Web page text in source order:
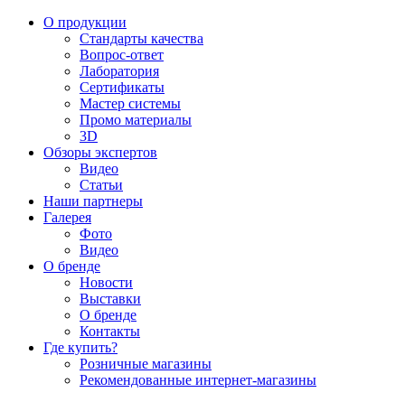
О продукции
Стандарты качества
Вопрос-ответ
Лаборатория
Сертификаты
Мастер системы
Промо материалы
3D
Обзоры экспертов
Видео
Статьи
Наши партнеры
Галерея
Фото
Видео
О бренде
Новости
Выставки
О бренде
Контакты
Где купить?
Розничные магазины
Рекомендованные интернет-магазины